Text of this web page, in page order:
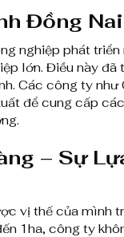
Đồng
nghiệp phát triển
lớn. Điều này
Các công ty như
để cung cấp
– Sự
vị thế của mình
1ha, công ty